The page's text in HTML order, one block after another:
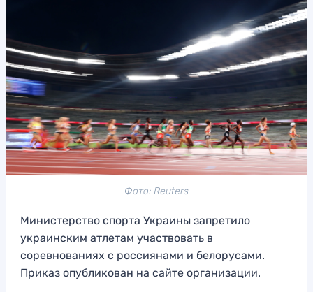
Фото: Reuters
Министерство спорта Украины запретило
украинским атлетам участвовать в
соревнованиях с россиянами и белорусами.
Приказ опубликован на сайте организации.